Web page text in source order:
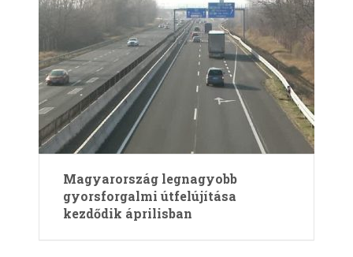
Magyarország legnagyobb
gyorsforgalmi útfelújítása
kezdődik áprilisban